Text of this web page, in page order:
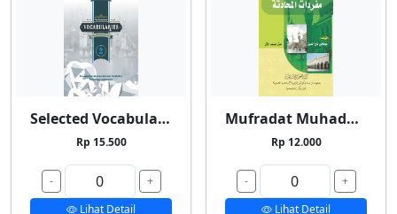
Selected Vocabularies 2
Rp 15.500
-
+
Lihat Detail
Mufradat Muhadatsah
Rp 12.000
-
+
Lihat Detail